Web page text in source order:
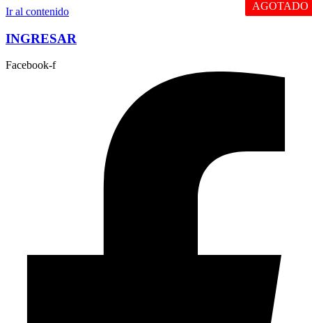
Ir al contenido
INGRESAR
Facebook-f
AGOTADO